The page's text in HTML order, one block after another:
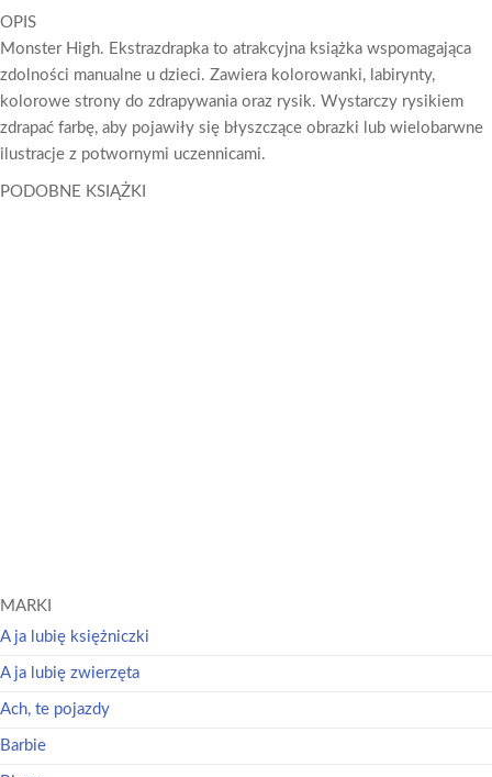
OPIS
Monster High. Ekstrazdrapka to atrakcyjna książka wspomagająca
zdolności manualne u dzieci. Zawiera kolorowanki, labirynty,
kolorowe strony do zdrapywania oraz rysik. Wystarczy rysikiem
zdrapać farbę, aby pojawiły się błyszczące obrazki lub wielobarwne
ilustracje z potwornymi uczennicami.
PODOBNE KSIĄŻKI
MARKI
A ja lubię księżniczki
A ja lubię zwierzęta
Ach, te pojazdy
Barbie